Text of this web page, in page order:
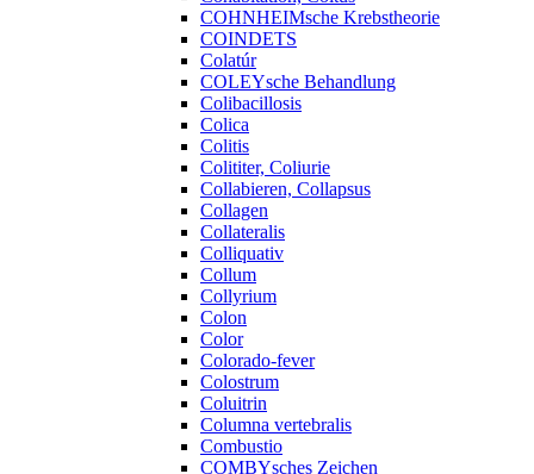
COHNHEIMsche Krebstheorie
COINDETS
Colatúr
COLEYsche Behandlung
Colibacillosis
Colica
Colitis
Colititer, Coliurie
Collabieren, Collapsus
Collagen
Collateralis
Colliquativ
Collum
Collyrium
Colon
Color
Colorado-fever
Colostrum
Coluitrin
Columna vertebralis
Combustio
COMBYsches Zeichen